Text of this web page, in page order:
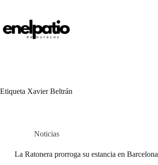
contenido
Etiqueta Xavier Beltrán
Noticias
La Ratonera prorroga su estancia en Barcelona